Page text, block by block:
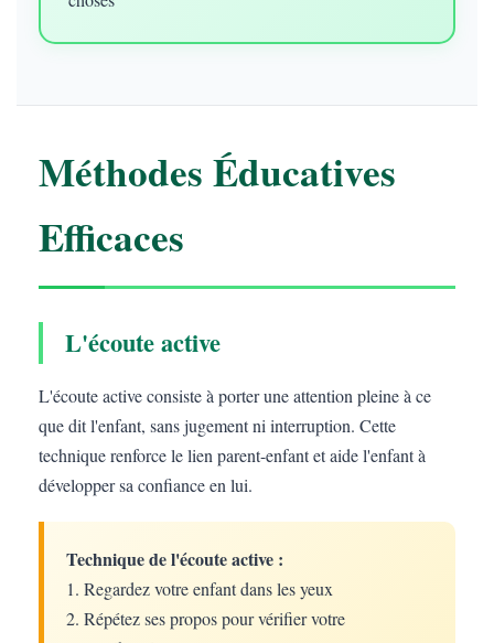
Méthodes Éducatives
Efficaces
L'écoute active
L'écoute active consiste à porter une attention pleine à ce
que dit l'enfant, sans jugement ni interruption. Cette
technique renforce le lien parent-enfant et aide l'enfant à
développer sa confiance en lui.
Technique de l'écoute active :
1. Regardez votre enfant dans les yeux
2. Répétez ses propos pour vérifier votre